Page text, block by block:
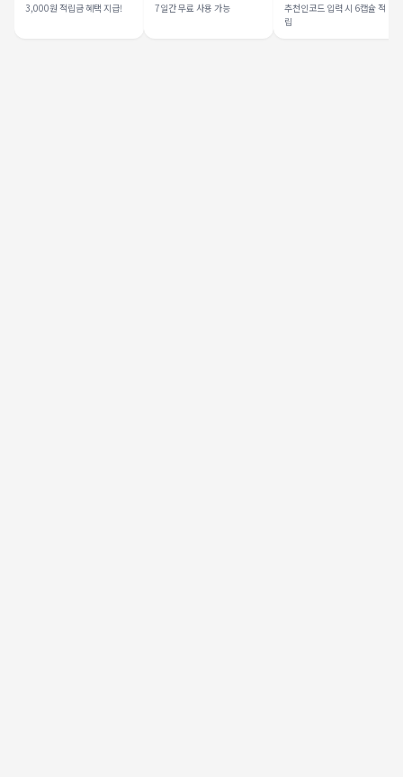
3,000원 적립금 혜택 지급! 7일간 무료 사용 가능
추천인코드 입력 시 6캡슐 적
립